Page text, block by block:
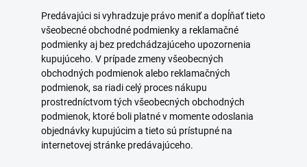
Predávajúci si vyhradzuje právo meniť a dopĺňať tieto
všeobecné obchodné podmienky a reklamačné
podmienky aj bez predchádzajúceho upozornenia
kupujúceho. V prípade zmeny všeobecných
obchodných podmienok alebo reklamačných
podmienok, sa riadi celý proces nákupu
prostredníctvom tých všeobecných obchodných
podmienok, ktoré boli platné v momente odoslania
objednávky kupujúcim a tieto sú prístupné na
internetovej stránke predávajúceho.